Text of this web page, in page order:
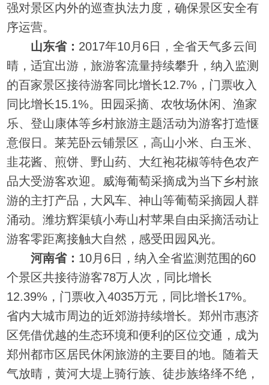
强对景区内外的巡查执法力度，确保景区安全有
序运营。
山东省： 2017年10月6日，全省天气多云间
晴，适宜出游，旅游客流量持续攀升，纳入监测
的百家景区接待游客同比增长12.7%，门票收入
同比增长15.1%。田园采摘、农牧场休闲、渔家
乐、登山康体等乡村旅游主题活动为游客打造惬
意假日。莱芜卧云铺景区，高山小米、白玉米、
韭花酱、煎饼、野山药、大红袍花椒等特色农产
品大受游客欢迎。威海葡萄采摘成为当下乡村旅
游的主打产品，大风车、神山等葡萄采摘园人群
涌动。潍坊辉渠镇小寿山村苹果自由采摘活动让
游客零距离接触大自然，感受田园风光。
河南省： 10月6日，纳入全省监测范围的60
个景区共接待游客78万人次，同比增长
12.39%，门票收入4035万元，同比增长17%。
省内大城市周边的近郊游持续增长。郑州市惠济
区凭借优越的生态环境和便利的区位交通，成为
郑州都市区居民休闲旅游的主要目的地。随着天
气放晴，黄河大堤上骑行族、徒步族络绎不绝，